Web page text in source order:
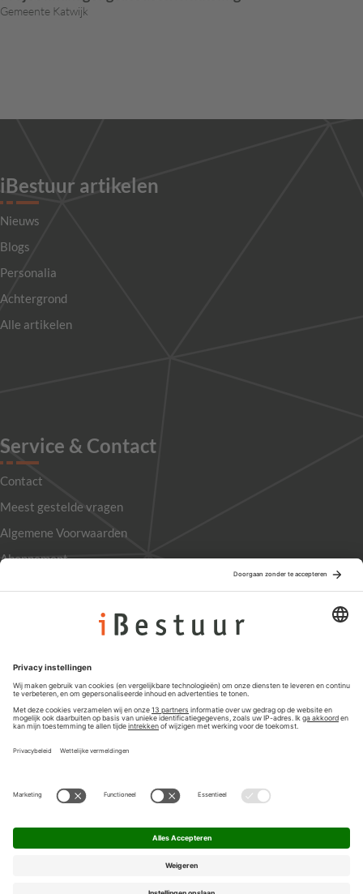
Gemeente Katwijk
iBestuur artikelen
Nieuws
Blogs
Personalia
Achtergrond
Alle artikelen
Service & Contact
Contact
Meest gestelde vragen
Algemene Voorwaarden
Abonnement
Privacyinstellingen